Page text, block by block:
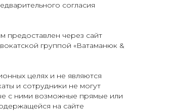
согласия
предоставлен через сайт
группой «Ватаманюк &
целях и не являются
и сотрудники не могут
с ними возможные прямые или
на сайте